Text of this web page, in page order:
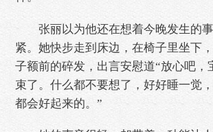
张丽以为他还在想着今晚发生的事
紧。她快步走到床边，在椅子里坐下
子额前的碎发，出言安慰道“放心吧，
束了。什么都不要想了，好好睡一觉
都会好起来的。”